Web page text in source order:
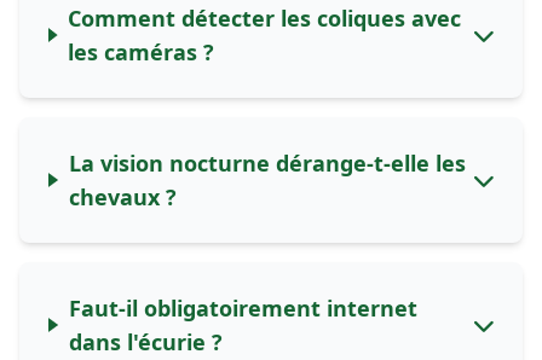
Comment détecter les coliques avec
les caméras ?
La vision nocturne dérange-t-elle les
chevaux ?
Faut-il obligatoirement internet
dans l'écurie ?